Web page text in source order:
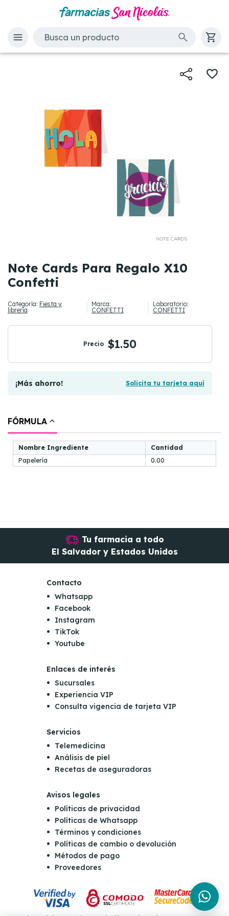
Note Cards Para Regalo X10
Confetti
Categoría: Fiesta y
librería
Marca:
CONFETTI
Laboratorio:
CONFETTI
Precio $1.50
¡Más ahorro! Solicita tu tarjeta aquí
FÓRMULA
Nombre Ingrediente
Cantidad
Papelería
0.00
Tu farmacia a todo
El Salvador y Estados Unidos
Contacto
Whatsapp
Facebook
Instagram
TikTok
Youtube
Enlaces de interés
Sucursales
Experiencia VIP
Consulta vigencia de tarjeta VIP
Servicios
Telemedicina
Análisis de piel
Recetas de aseguradoras
Avisos legales
Políticas de privacidad
Políticas de Whatsapp
Términos y condiciones
Políticas de cambio o devolución
Métodos de pago
Proveedores